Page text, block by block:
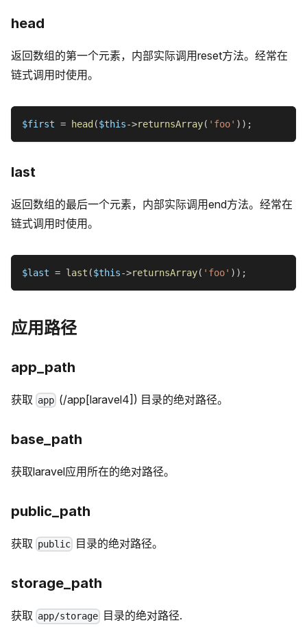
head
返回数组的第一个元素，内部实际调用reset方法。经常在
链式调用时使用。
$first = head ($this->returnsArray( 'foo' ) ) ;
last
返回数组的最后一个元素，内部实际调用end方法。经常在
链式调用时使用。
$last = last ($this->returnsArray( 'foo' ) ) ;
应用路径
app_path
获取 app (/app[laravel4]) 目录的绝对路径。
base_path
获取laravel应用所在的绝对路径。
public_path
获取 public 目录的绝对路径。
storage_path
获取 app/storage 目录的绝对路径.